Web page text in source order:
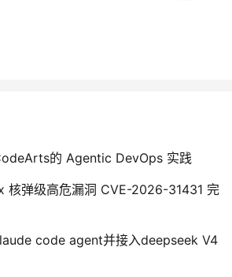
的 Agentic DevOps 实践
核弹级高危漏洞 CVE-2026-31431 完
code agent并接入deepseek V4